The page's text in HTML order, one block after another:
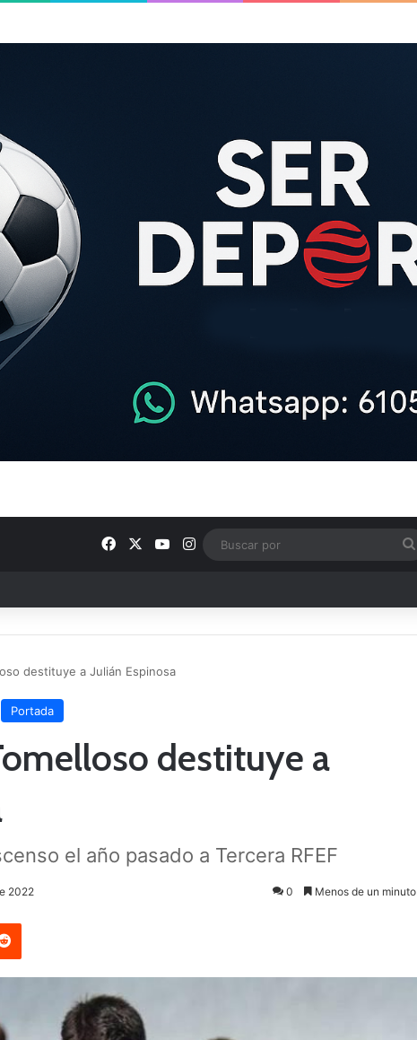
FacebookYouTube
Instagram
destituye a Julián Espinosa
Portada
destituye a
el año pasado a Tercera RFEF
2022 0 Menos de un minuto